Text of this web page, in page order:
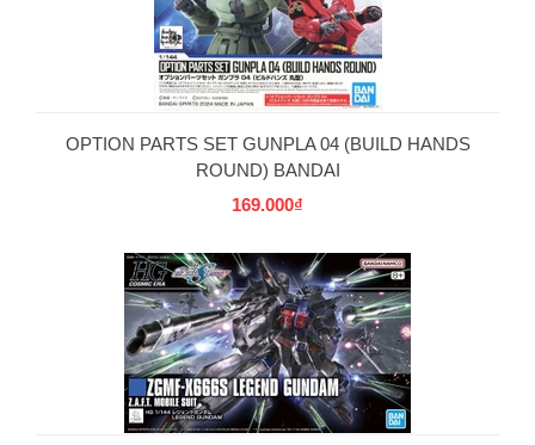
OPTION PARTS SET GUNPLA 04 (BUILD HANDS
ROUND) BANDAI
169.000₫